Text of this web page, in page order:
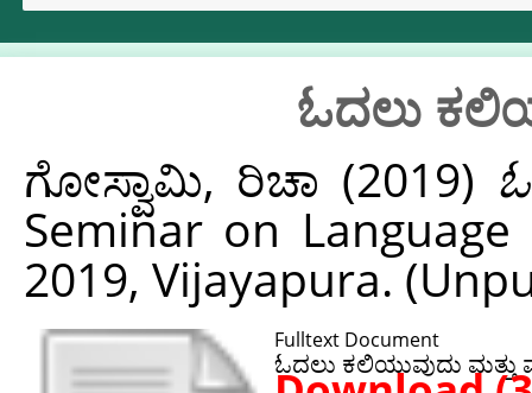
ಓದಲು
ಗೋಸ್ವಾಮಿ, ರಿಚಾ (2019)
Seminar on
2019, Vijayapura.
Fulltext Document
ಓದಲು ಕಲಿಯುವುದು ಮತ್ತು